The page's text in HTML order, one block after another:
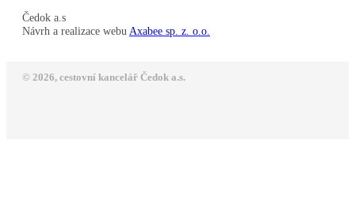
Čedok a.s
Návrh a realizace webu Axabee sp. z. o.o.
© 2026, cestovní kancelář Čedok a.s.